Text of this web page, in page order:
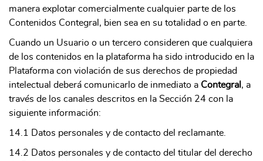
manera explotar comercialmente cualquier parte de los
Contenidos Contegral, bien sea en su totalidad o en parte.
Cuando un Usuario o un tercero consideren que cualquiera
de los contenidos en la plataforma ha sido introducido en la
Plataforma con violación de sus derechos de propiedad
intelectual deberá comunicarlo de inmediato a Contegral , a
través de los canales descritos en la Sección 24 con la
siguiente información:
14.1 Datos personales y de contacto del reclamante.
14.2 Datos personales y de contacto del titular del derecho